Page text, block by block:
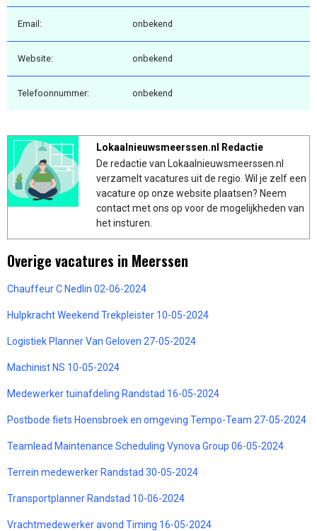
Email: onbekend
Website: onbekend
Telefoonnummer: onbekend
Lokaalnieuwsmeerssen.nl Redactie
De redactie van Lokaalnieuwsmeerssen.nl
verzamelt vacatures uit de regio. Wil je zelf een
vacature op onze website plaatsen? Neem
contact met ons op voor de mogelijkheden van
het insturen.
Overige vacatures in Meerssen
Chauffeur C Nedlin 02-06-2024
Hulpkracht Weekend Trekpleister 10-05-2024
Logistiek Planner Van Geloven 27-05-2024
Machinist NS 10-05-2024
Medewerker tuinafdeling Randstad 16-05-2024
Postbode fiets Hoensbroek en omgeving Tempo-Team 27-05-2024
Teamlead Maintenance Scheduling Vynova Group 06-05-2024
Terrein medewerker Randstad 30-05-2024
Transportplanner Randstad 10-06-2024
Vrachtmedewerker avond Timing 16-05-2024